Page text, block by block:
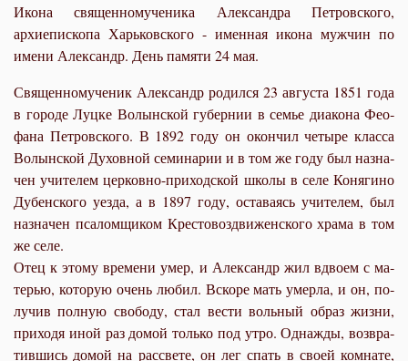
Икона священномученика Александра Петровского,
архиепископа Харьковского - именная икона мужчин по
имени Александр. День памяти 24 мая.
Свя­щен­но­му­че­ник Алек­сандр ро­дил­ся 23 ав­гу­ста 1851 го­да
в го­ро­де Луц­ке Во­лын­ской гу­бер­нии в се­мье диа­ко­на Фе­о­
фа­на Пет­ров­ско­го. В 1892 го­ду он окон­чил че­ты­ре клас­са
Во­лын­ской Ду­хов­ной се­ми­на­рии и в том же го­ду был на­зна­
чен учи­те­лем цер­ков­но-при­ход­ской шко­лы в се­ле Ко­ня­ги­но
Ду­бен­ско­го уез­да, а в 1897 го­ду, оста­ва­ясь учи­те­лем, был
на­зна­чен пса­лом­щи­ком Кре­сто­воз­дви­жен­ско­го хра­ма в том
же се­ле.
Отец к это­му вре­ме­ни умер, и Алек­сандр жил вдво­ем с ма­
те­рью, ко­то­рую очень лю­бил. Вско­ре мать умер­ла, и он, по­
лу­чив пол­ную сво­бо­ду, стал ве­сти воль­ный об­раз жиз­ни,
при­хо­дя иной раз до­мой толь­ко под утро. Од­на­жды, воз­вра­
тив­шись до­мой на рас­све­те, он лег спать в сво­ей ком­на­те,